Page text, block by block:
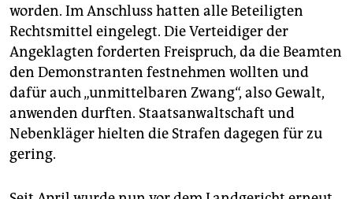
worden. Im Anschluss hatten alle Beteiligten
Rechtsmittel eingelegt. Die Verteidiger der
Angeklagten forderten Freispruch, da die Beamten
den Demonstranten festnehmen wollten und
dafür auch „unmittelbaren Zwang“, also Gewalt,
anwenden durften. Staatsanwaltschaft und
Nebenkläger hielten die Strafen dagegen für zu
gering.